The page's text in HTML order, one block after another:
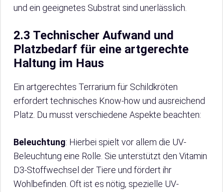
und ein geeignetes Substrat sind unerlässlich.
2.3 Technischer Aufwand und
Platzbedarf für eine artgerechte
Haltung im Haus
Ein artgerechtes Terrarium für Schildkröten
erfordert technisches Know-how und ausreichend
Platz. Du musst verschiedene Aspekte beachten:
Beleuchtung: Hierbei spielt vor allem die UV-
Beleuchtung eine Rolle. Sie unterstützt den Vitamin
D3-Stoffwechsel der Tiere und fördert ihr
Wohlbefinden. Oft ist es nötig, spezielle UV-